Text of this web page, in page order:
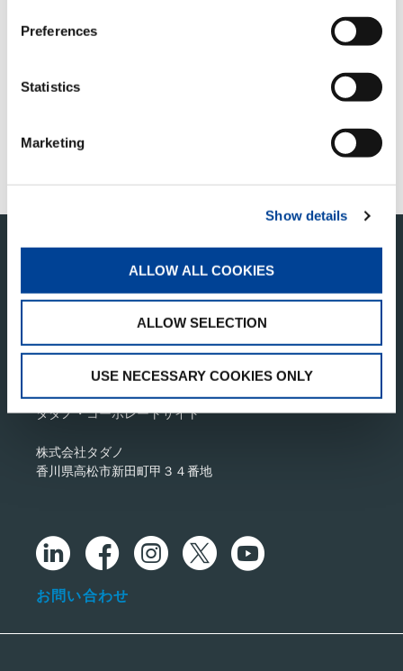
Preferences
Statistics
Marketing
Show details
ALLOW ALL COOKIES
ALLOW SELECTION
USE NECESSARY COOKIES ONLY
影響を感じ取れることに喜びが有る。これからも命
ある限り勉強を重ねて、後継の者へ良い影響を与え
より』
タダノ・コーポレートサイト
株式会社タダノ
香川県高松市新田町甲３４番地
お問い合わせ